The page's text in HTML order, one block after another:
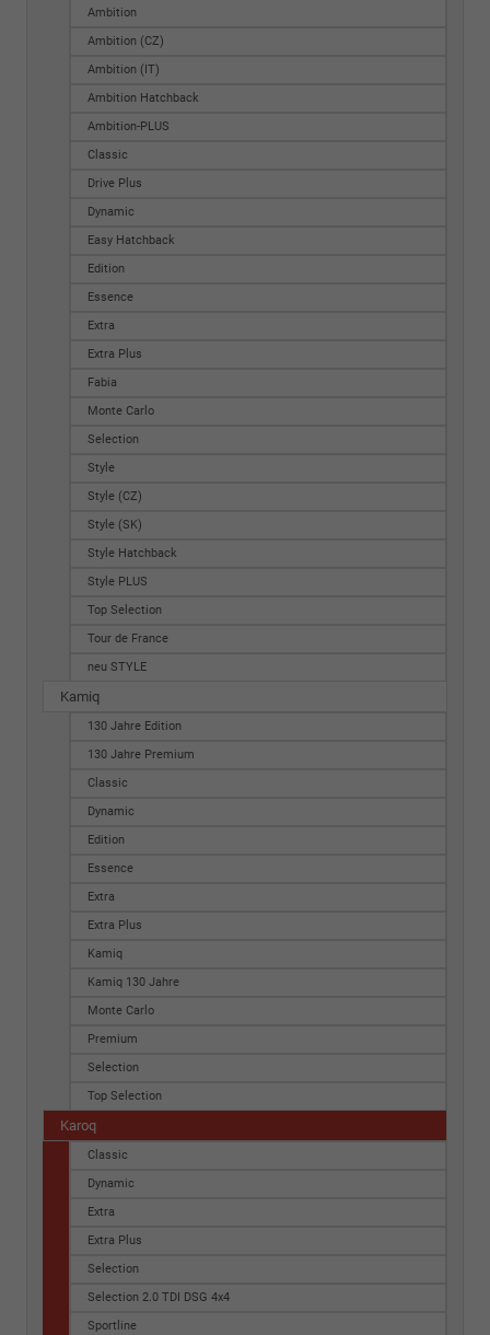
Ambition
Ambition (CZ)
Ambition (IT)
Ambition Hatchback
Ambition-PLUS
Classic
Drive Plus
Dynamic
Easy Hatchback
Edition
Essence
Extra
Extra Plus
Fabia
Monte Carlo
Selection
Style
Style (CZ)
Style (SK)
Style Hatchback
Style PLUS
Top Selection
Tour de France
neu STYLE
Kamiq
130 Jahre Edition
130 Jahre Premium
Classic
Dynamic
Edition
Essence
Extra
Extra Plus
Kamiq
Kamiq 130 Jahre
Monte Carlo
Premium
Selection
Top Selection
Karoq
Classic
Dynamic
Extra
Extra Plus
Selection
Selection 2.0 TDI DSG 4x4
Sportline